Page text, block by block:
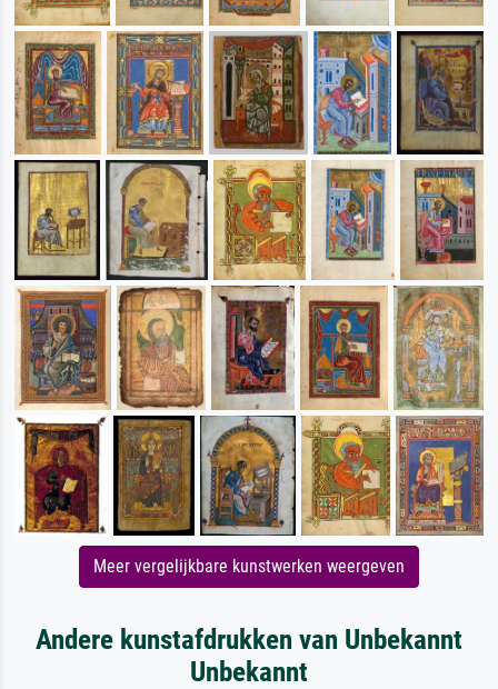
Meer vergelijkbare kunstwerken weergeven
Andere kunstafdrukken van Unbekannt
Unbekannt